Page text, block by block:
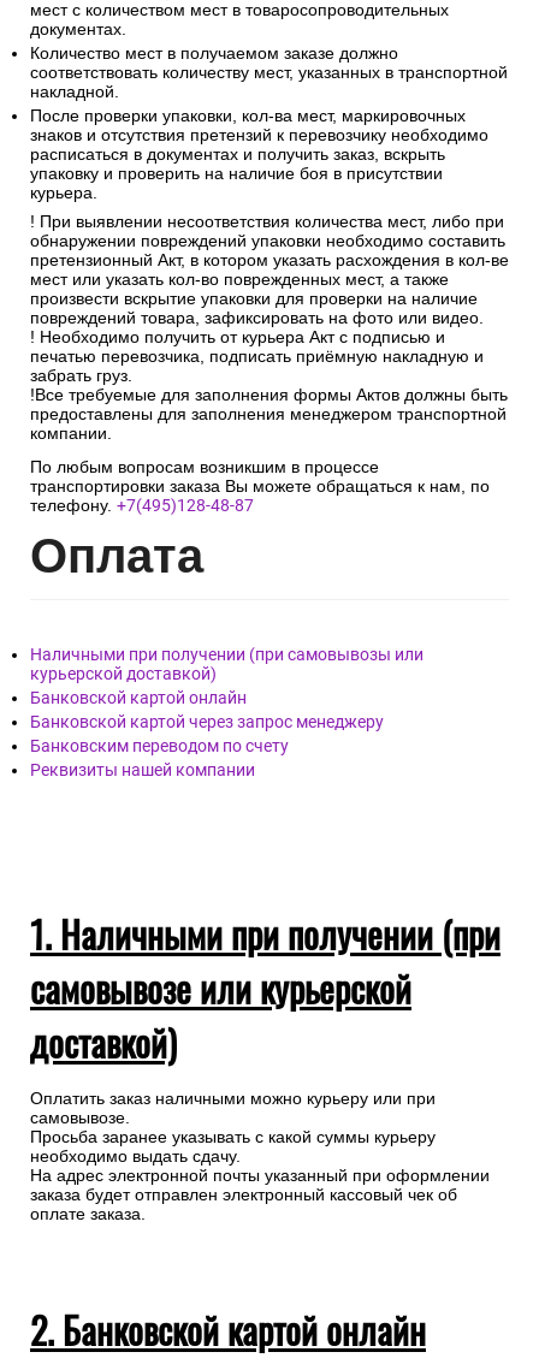
мест с количеством мест в товаросопроводительных
документах.
Количество мест в получаемом заказе должно
соответствовать количеству мест, указанных в транспортной
накладной.
После проверки упаковки, кол-ва мест, маркировочных
знаков и отсутствия претензий к перевозчику необходимо
расписаться в документах и получить заказ, вскрыть
упаковку и проверить на наличие боя в присутствии
курьера.
! При выявлении несоответствия количества мест, либо при
обнаружении повреждений упаковки необходимо составить
претензионный Акт, в котором указать расхождения в кол-ве
мест или указать кол-во поврежденных мест, а также
произвести вскрытие упаковки для проверки на наличие
повреждений товара, зафиксировать на фото или видео.
! Необходимо получить от курьера Акт с подписью и
печатью перевозчика, подписать приёмную накладную и
забрать груз.
!Все требуемые для заполнения формы Актов должны быть
предоставлены для заполнения менеджером транспортной
компании.
По любым вопросам возникшим в процессе
транспортировки заказа Вы можете обращаться к нам, по
телефону. +7(495)128-48-87
Оплата
Наличными при получении (при самовывозы или
курьерской доставкой)
Банковской картой онлайн
Банковской картой через запрос менеджеру
Банковским переводом по счету
Реквизиты нашей компании
1. Наличными при получении (при
самовывозе или курьерской
доставкой)
Оплатить заказ наличными можно курьеру или при
самовывозе.
Просьба заранее указывать с какой суммы курьеру
необходимо выдать сдачу.
На адрес электронной почты указанный при оформлении
заказа будет отправлен электронный кассовый чек об
оплате заказа.
2. Банковской картой онлайн